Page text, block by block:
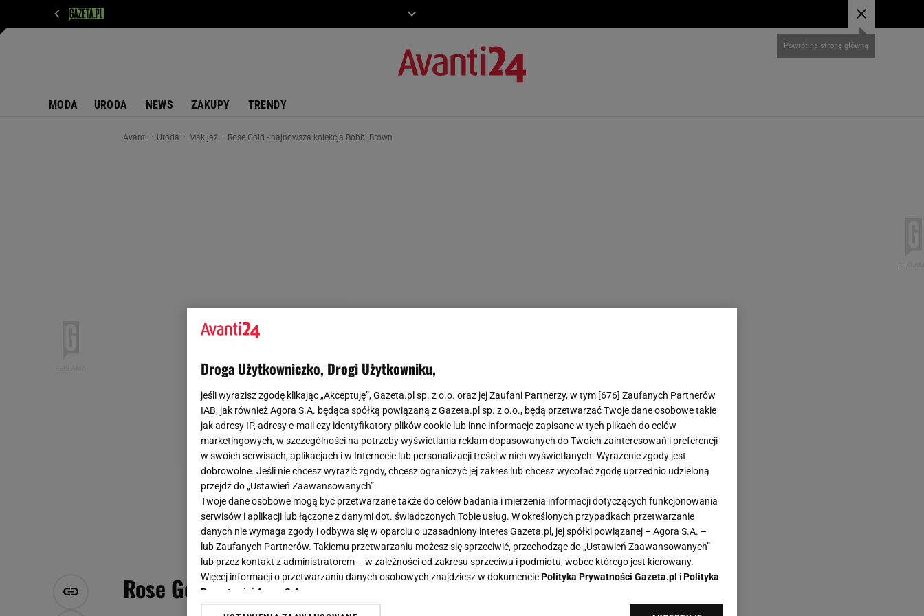
MODA URODA NEWS ZAKUPY TRENDY
Avanti Uroda Makijaż Rose Gold - najnowsza kolekcja Bobbi Brown
Rose Gold - najnowsza kolekcja Bobbi Brown
Droga Użytkowniczko, Drogi Użytkowniku,
jeśli wyrazisz zgodę klikając „Akceptuję”, Gazeta.pl sp. z o.o. oraz jej Zaufani Partnerzy, w tym [676] Zaufanych Partnerów
IAB, jak również Agora S.A. będąca spółką powiązaną z Gazeta.pl sp. z o.o., będą przetwarzać Twoje dane osobowe takie
jak adresy IP, adresy e-mail czy identyfikatory plików cookie lub inne informacje zapisane w tych plikach do celów
marketingowych, w szczególności na potrzeby wyświetlania reklam dopasowanych do Twoich zainteresowań i preferencji
w swoich serwisach, aplikacjach i w Internecie lub personalizacji treści w nich wyświetlanych. Wyrażenie zgody jest
dobrowolne. Jeśli nie chcesz wyrazić zgody, chcesz ograniczyć jej zakres lub chcesz wycofać zgodę uprzednio udzieloną
przejdź do „Ustawień Zaawansowanych”.
Twoje dane osobowe mogą być przetwarzane także do celów badania i mierzenia informacji dotyczących funkcjonowania
serwisów i aplikacji lub łączone z danymi dot. świadczonych Tobie usług. W określonych przypadkach przetwarzanie
danych nie wymaga zgody i odbywa się w oparciu o uzasadniony interes Gazeta.pl, jej spółki powiązanej – Agora S.A. –
lub Zaufanych Partnerów. Takiemu przetwarzaniu możesz się sprzeciwić, przechodząc do „Ustawień Zaawansowanych”
lub przez kontakt z administratorem – w zależności od zakresu sprzeciwu i podmiotu, wobec którego jest kierowany.
Więcej informacji o przetwarzaniu danych osobowych znajdziesz w dokumenciePolityka Prywatności Gazeta.pl iPolityka
Prywatności Agora S.A.